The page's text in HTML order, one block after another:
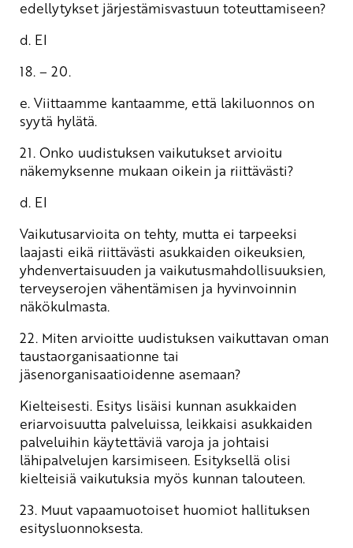
edellytykset järjestämisvastuun toteuttamiseen?
d. EI
18. – 20.
e. Viittaamme kantaamme, että lakiluonnos on
syytä hylätä.
21. Onko uudistuksen vaikutukset arvioitu
näkemyksenne mukaan oikein ja riittävästi?
d. EI
Vaikutusarvioita on tehty, mutta ei tarpeeksi
laajasti eikä riittävästi asukkaiden oikeuksien,
yhdenvertaisuuden ja vaikutusmahdollisuuksien,
terveyserojen vähentämisen ja hyvinvoinnin
näkökulmasta.
22. Miten arvioitte uudistuksen vaikuttavan oman
taustaorganisaationne tai
jäsenorganisaatioidenne asemaan?
Kielteisesti. Esitys lisäisi kunnan asukkaiden
eriarvoisuutta palveluissa, leikkaisi asukkaiden
palveluihin käytettäviä varoja ja johtaisi
lähipalvelujen karsimiseen. Esityksellä olisi
kielteisiä vaikutuksia myös kunnan talouteen.
23. Muut vapaamuotoiset huomiot hallituksen
esitysluonnoksesta.